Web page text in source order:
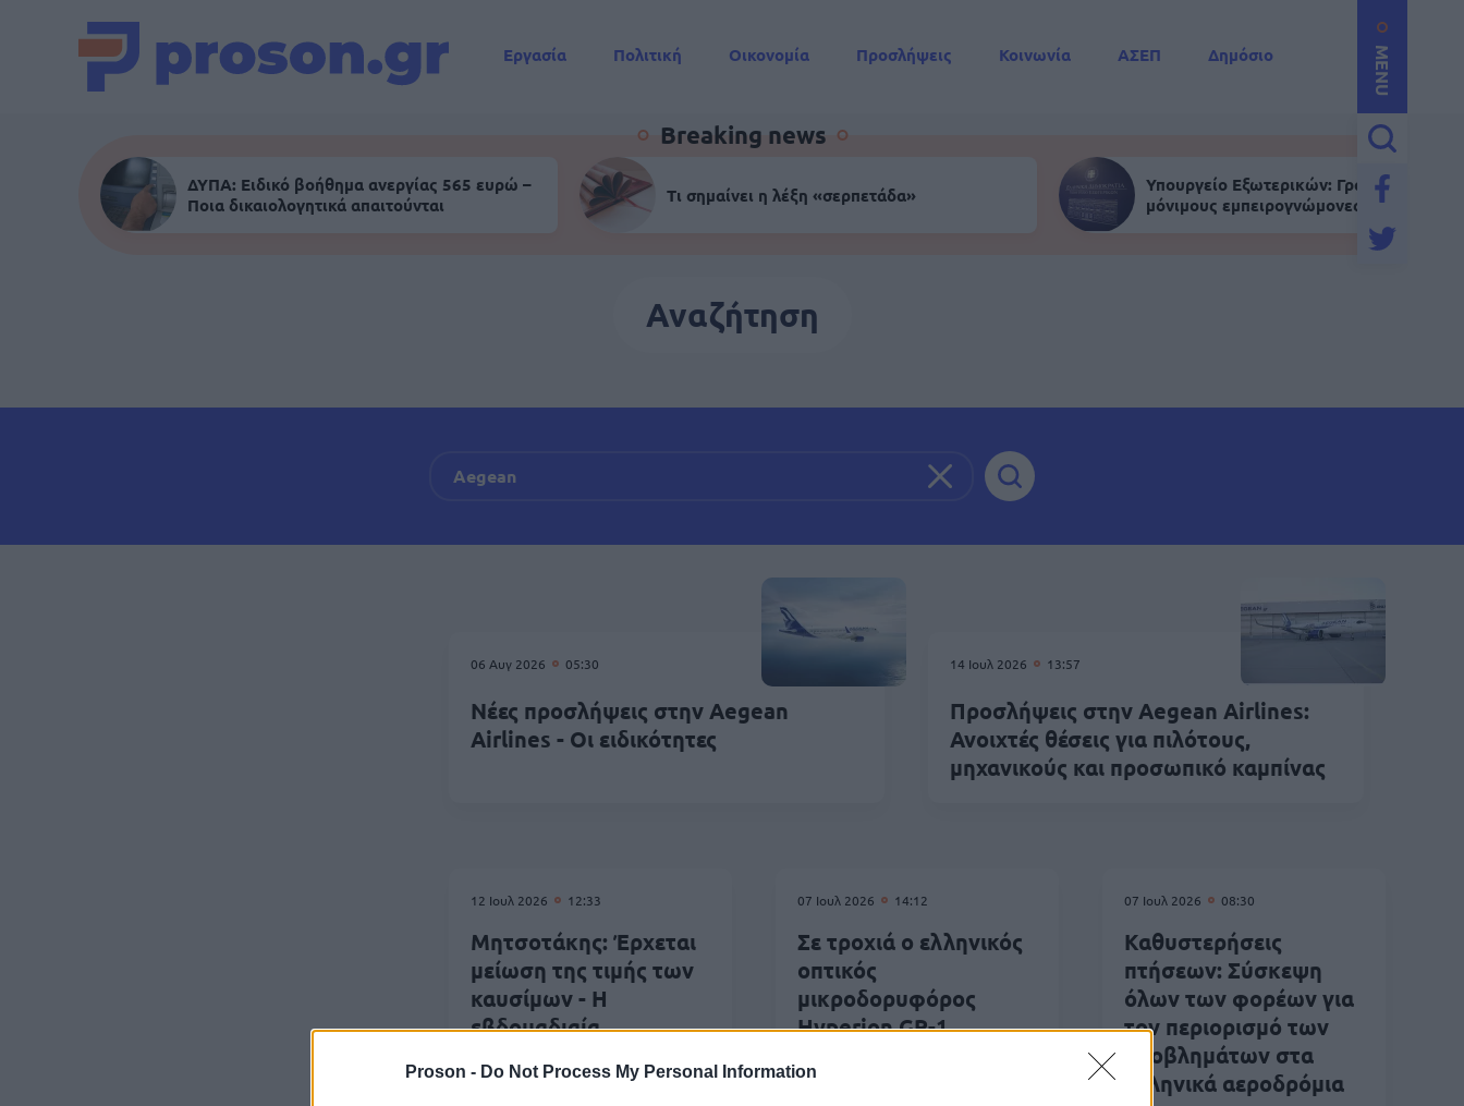
Proson - Do Not Process My Personal Information
MENU
Εργασία Πολιτική Οικονομία Προσλήψεις Κοινωνία ΑΣΕΠ
Δημόσιο
Breaking news
ΔΥΠΑ: Ειδικό βοήθημα ανεργίας 565 ευρώ –
Ποια δικαιολογητικά απαιτούνται
Τι σημαίνει η λέξη «σερπετάδα»
Υπουργείο Εξωτερικών: Γραπτός για
μόνιμους εμπειρογνώμονες
Αναζήτηση
06 Αυγ 2026 05:30
Νέες προσλήψεις στην Aegean
Airlines - Οι ειδικότητες
14 Ιουλ 2026 13:57
Προσλήψεις στην Aegean Airlines:
Ανοιχτές θέσεις για πιλότους,
μηχανικούς και προσωπικό καμπίνας
12 Ιουλ 2026 12:33
Μητσοτάκης: Έρχεται
μείωση της τιμής των
καυσίμων - Η
εβδομαδιαία
07 Ιουλ 2026 14:12
Σε τροχιά ο ελληνικός
οπτικός
μικροδορυφόρος
Hyperion GR-1
07 Ιουλ 2026 08:30
Καθυστερήσεις
πτήσεων: Σύσκεψη
όλων των φορέων για
τον περιορισμό των
προβλημάτων στα
ελληνικά αεροδρόμια